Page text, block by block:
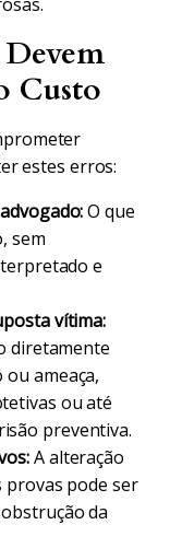
Custo
estes erros:
O que
sem
e
vítima:
diretamente
ou ameaça,
ou até
preventiva.
A alteração
provas pode ser
da